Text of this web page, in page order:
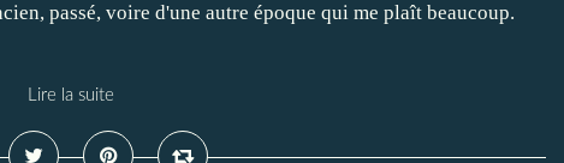
passé, voire d'une autre époque qui me plaît beaucoup.
Lire la suite